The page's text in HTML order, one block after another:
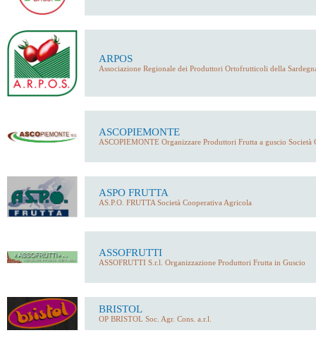
ARPOS
Associazione Regionale dei Produttori Ortofrutticoli della
ASCOPIEMONTE
ASCOPIEMONTE Organizzare Produttori Frutta a guscio Società
ASPO FRUTTA
AS.P.O. FRUTTA Società Cooperativa Agricola
ASSOFRUTTI
ASSOFRUTTI S.r.l. Organizzazione Produttori Frutta in Guscio
BRISTOL
OP BRISTOL Soc. Agr. Cons. a.r.l.